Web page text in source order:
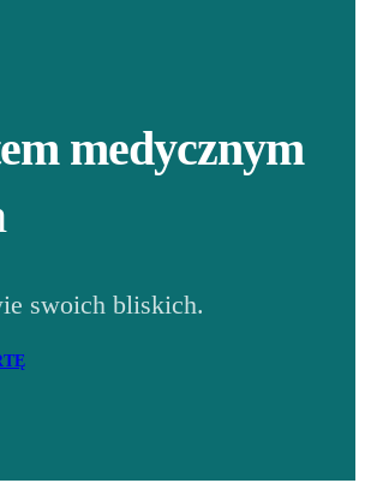
medycznym
swoich bliskich.